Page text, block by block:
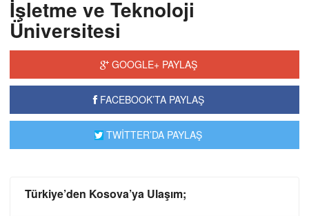
İşletme ve Teknoloji
Üniversitesi
GOOGLE+ PAYLAŞ
FACEBOOK’TA PAYLAŞ
TWİTTER’DA PAYLAŞ
Türkiye’den Kosova’ya Ulaşım;